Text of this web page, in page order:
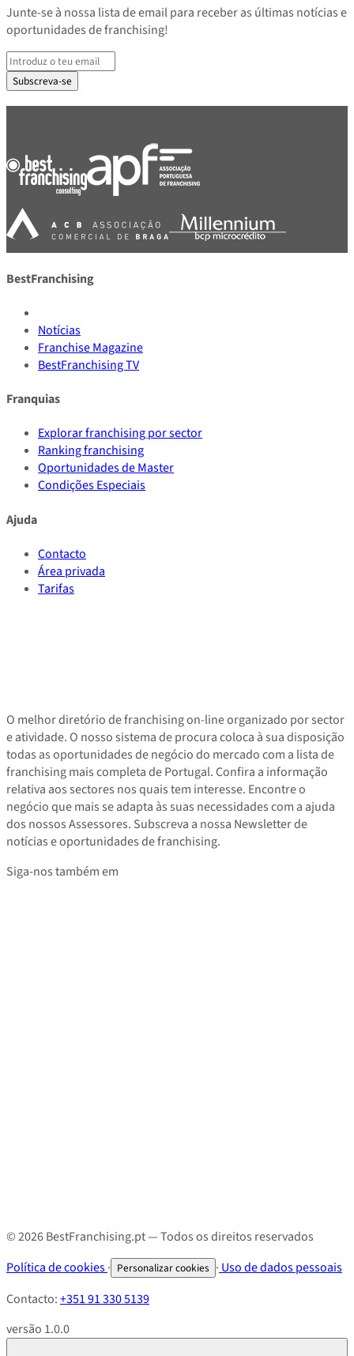
Junte-se à nossa lista de email para receber as últimas notícias e
oportunidades de franchising!
Subscreva-se
BestFranchising
Notícias
Franchise Magazine
BestFranchising TV
Franquias
Explorar franchising por sector
Ranking franchising
Oportunidades de Master
Condições Especiais
Ajuda
Contacto
Área privada
Tarifas
O melhor diretório de franchising on-line organizado por sector
e atividade. O nosso sistema de procura coloca à sua disposição
todas as oportunidades de negócio do mercado com a lista de
franchising mais completa de Portugal. Confira a informação
relativa aos sectores nos quais tem interesse. Encontre o
negócio que mais se adapta às suas necessidades com a ajuda
dos nossos Assessores. Subscreva a nossa Newsletter de
notícias e oportunidades de franchising.
Siga-nos também em
© 2026 BestFranchising.pt — Todos os direitos reservados
Política de cookies· Personalizar cookies · Uso de dados pessoais
Contacto:+351 91 330 5139
versão 1.0.0